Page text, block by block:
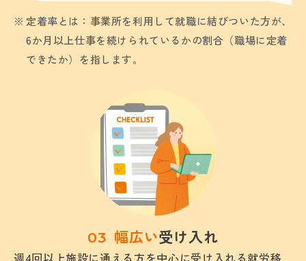
定着率とは：事業所を利用して就職に結びついた方が、
6か月以上仕事を続けられているかの割合（職場に定着
できたか）を指します。
幅広い受け入れ
週4回以上施設に通える方を中心に受け入れる就労移